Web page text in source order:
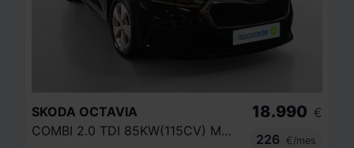
SKODA OCTAVIA
COMBI 2.0 TDI 85KW(115CV) MAN AMBITION
18.990 €
226
€/mes